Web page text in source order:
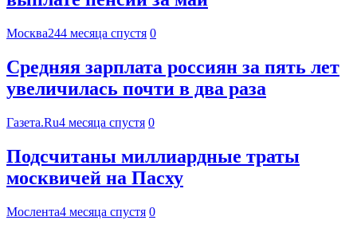
Москва244 месяца спустя 0
Средняя зарплата россиян за пять лет
увеличилась почти в два раза
Газета.Ru4 месяца спустя 0
Подсчитаны миллиардные траты
москвичей на Пасху
Мослента4 месяца спустя 0